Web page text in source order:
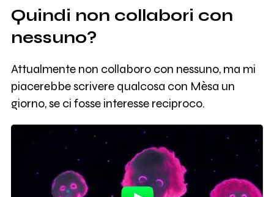
Quindi non collabori con
nessuno?
Attualmente non collaboro con nessuno, ma mi
piacerebbe scrivere qualcosa con Mèsa un
giorno, se ci fosse interesse reciproco.